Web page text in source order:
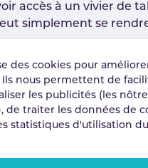
accès à un vivier de
simplement se
voit offrir une mission
besoin de passer de
des cookies pour
Ils nous permettent de
les publicités (les
de traiter les données de
statistiques d'utilisation